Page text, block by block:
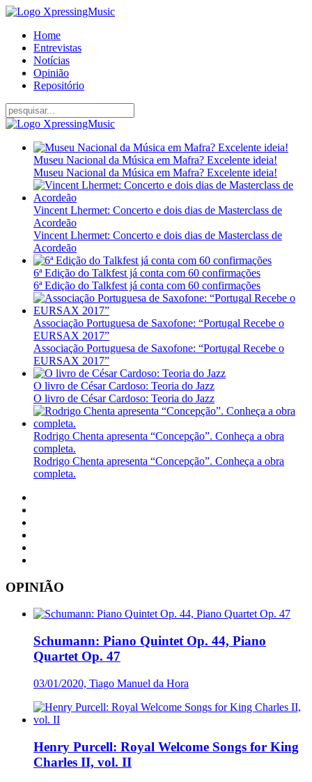
Home
Entrevistas
Notícias
Opinião
Repositório
Museu Nacional da Música em Mafra? Excelente ideia!
Museu Nacional da Música em Mafra? Excelente ideia!
Vincent Lhermet: Concerto e dois dias de Masterclass de
Acordeão
Vincent Lhermet: Concerto e dois dias de Masterclass de
Acordeão
6ª Edição do Talkfest já conta com 60 confirmações
6ª Edição do Talkfest já conta com 60 confirmações
Associação Portuguesa de Saxofone: “Portugal Recebe o
EURSAX 2017”
Associação Portuguesa de Saxofone: “Portugal Recebe o
EURSAX 2017”
O livro de César Cardoso: Teoria do Jazz
O livro de César Cardoso: Teoria do Jazz
Rodrigo Chenta apresenta “Concepção”. Conheça a obra
completa.
Rodrigo Chenta apresenta “Concepção”. Conheça a obra
completa.
OPINIÃO
Schumann: Piano Quintet Op. 44, Piano
Quartet Op. 47
03/01/2020, Tiago Manuel da Hora
Henry Purcell: Royal Welcome Songs for King
Charles II, vol. II